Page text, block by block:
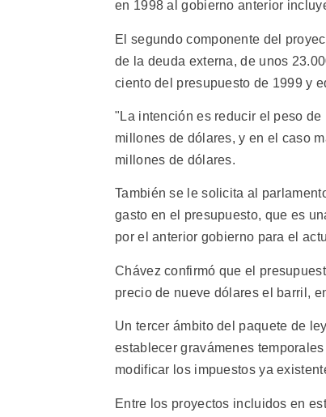
en 1998 al gobierno anterior
El segundo componente del
de la deuda externa, de unos
ciento del presupuesto de 1999 y
"La intención es reducir el peso
millones de dólares, y en el caso
millones de dólares.
También se le solicita al
gasto en el presupuesto, que es
por el anterior gobierno para el
Chávez confirmó que el
precio de nueve dólares el barril,
Un tercer ámbito del paquete de
establecer gravámenes
modificar los impuestos ya
Entre los proyectos incluidos en